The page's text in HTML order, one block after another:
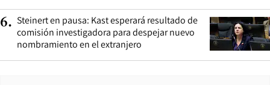
6. Steinert en pausa: Kast esperará resultado de
comisión investigadora para despejar nuevo
nombramiento en el extranjero